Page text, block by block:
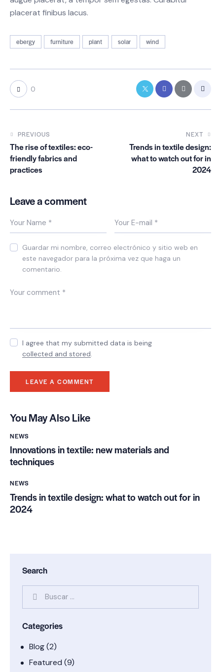
placerat finibus lacus.
ebergy furniture plant solar wind
0
PREVIOUS
The rise of textiles: eco-
friendly fabrics and
practices
NEXT
Trends in textile design:
what to watch out for in
2024
Leave a comment
Guardar mi nombre, correo electrónico y sitio web en
este navegador para la próxima vez que haga un
comentario.
I agree that my submitted data is being
collected and stored
You May Also Like
NEWS
Innovations in textile: new materials and
techniques
NEWS
Trends in textile design: what to watch out for in
2024
Search
Categories
Blog(2)
Featured (9)